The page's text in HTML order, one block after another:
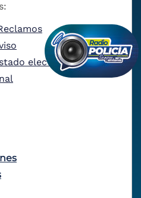
electrónico